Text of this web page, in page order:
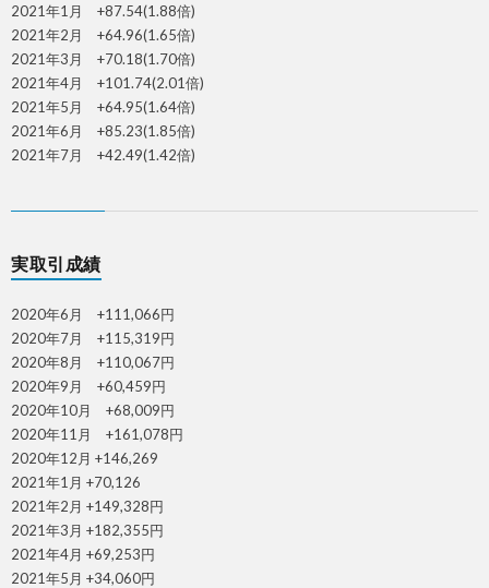
2021年1月 +87.54(1.88倍)
2021年2月 +64.96(1.65倍)
2021年3月 +70.18(1.70倍)
2021年4月 +101.74(2.01倍)
2021年5月 +64.95(1.64倍)
2021年6月 +85.23(1.85倍)
2021年7月 +42.49(1.42倍)
実取引成績
2020年6月 +111,066円
2020年7月 +115,319円
2020年8月 +110,067円
2020年9月 +60,459円
2020年10月 +68,009円
2020年11月 +161,078円
2020年12月 +146,269
2021年1月 +70,126
2021年2月 +149,328円
2021年3月 +182,355円
2021年4月 +69,253円
2021年5月 +34,060円